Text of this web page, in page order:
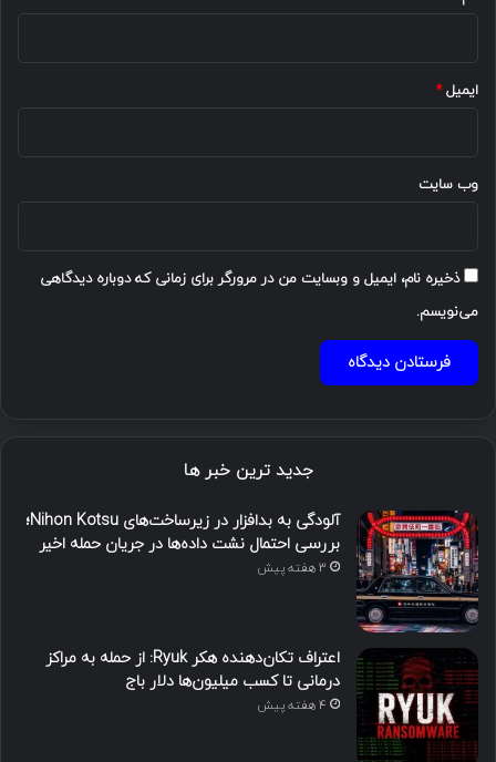
ایمیل*
وب‌ سایت
ذخیره نام، ایمیل و وبسایت من در مرورگر برای زمانی که دوباره دیدگاهی
می‌نویسم.
جدید ترین خبر ها
آلودگی به بدافزار در زیرساخت‌های Nihon Kotsu؛
بررسی احتمال نشت داده‌ها در جریان حمله اخیر
3 هفته پیش
اعتراف تکان‌دهنده هکر Ryuk: از حمله به مراکز
درمانی تا کسب میلیون‌ها دلار باج
4 هفته پیش